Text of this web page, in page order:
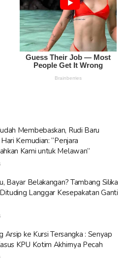
Membebaskan, Rudi Baru
Kemudian: “Penjara
Kami untuk Melawan”
Bayar Belakangan? Tambang Silika
Langgar Kesepakatan Ganti
Arsip ke Kursi Tersangka : Senyap
KPU Kotim Akhirnya Pecah